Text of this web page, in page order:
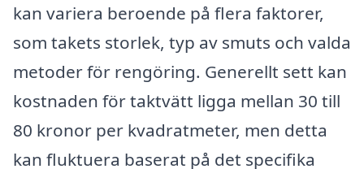
kan variera beroende på flera faktorer,
som takets storlek, typ av smuts och valda
metoder för rengöring. Generellt sett kan
kostnaden för taktvätt ligga mellan 30 till
80 kronor per kvadratmeter, men detta
kan fluktuera baserat på det specifika